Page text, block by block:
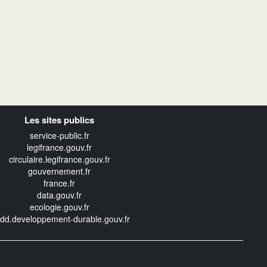
Les sites publics
service-public.fr
legifrance.gouv.fr
circulaire.legifrance.gouv.fr
gouvernement.fr
france.fr
data.gouv.fr
ecologie.gouv.fr
durable.gouv.fr